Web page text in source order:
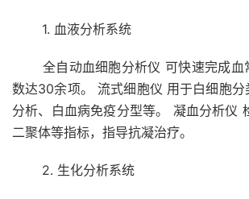
1. 血液分析系统
全自动血细胞分析仪 可快速完成血
数达30余项。 流式细胞仪 用于白细胞分
分析、白血病免疫分型等。 凝血分析仪
二聚体等指标，指导抗凝治疗。
2. 生化分析系统